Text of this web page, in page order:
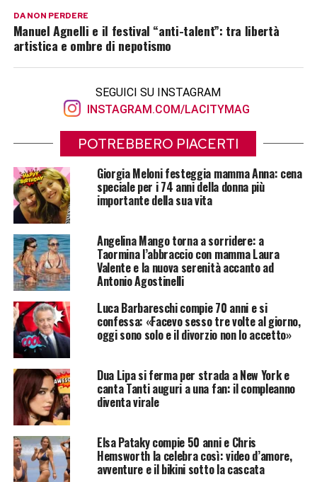
DA NON PERDERE
Manuel Agnelli e il festival “anti-talent”: tra libertà
artistica e ombre di nepotismo
SEGUICI SU INSTAGRAM
INSTAGRAM.COM/LACITYMAG
POTREBBERO PIACERTI
Giorgia Meloni festeggia mamma Anna: cena
speciale per i 74 anni della donna più
importante della sua vita
Angelina Mango torna a sorridere: a
Taormina l’abbraccio con mamma Laura
Valente e la nuova serenità accanto ad
Antonio Agostinelli
Luca Barbareschi compie 70 anni e si
confessa: «Facevo sesso tre volte al giorno,
oggi sono solo e il divorzio non lo accetto»
Dua Lipa si ferma per strada a New York e
canta Tanti auguri a una fan: il compleanno
diventa virale
Elsa Pataky compie 50 anni e Chris
Hemsworth la celebra così: video d’amore,
avventure e il bikini sotto la cascata